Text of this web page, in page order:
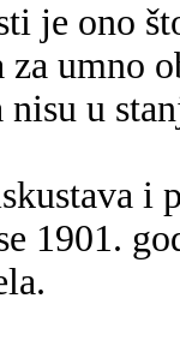
je ono
umno
nisu u
i
1901.